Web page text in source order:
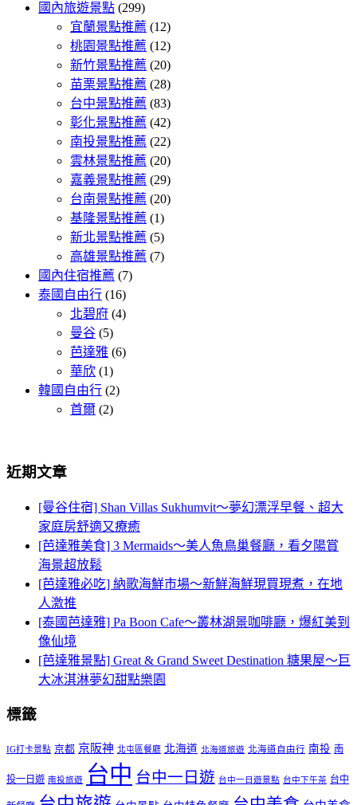
國內旅遊景點 (299)
宜蘭景點推薦 (12)
桃園景點推薦 (12)
新竹景點推薦 (20)
苗栗景點推薦 (28)
台中景點推薦 (83)
彰化景點推薦 (42)
南投景點推薦 (22)
雲林景點推薦 (20)
嘉義景點推薦 (29)
台南景點推薦 (20)
基隆景點推薦 (1)
新北景點推薦 (5)
高雄景點推薦 (7)
國內住宿推薦 (7)
泰國自由行 (16)
北碧府 (4)
曼谷 (5)
芭達雅 (6)
華欣 (1)
韓國自由行 (2)
首爾 (2)
近期文章
[曼谷住宿] Shan Villas Sukhumvit～夢幻漂浮早餐、超大
家庭房舒適又療癒
[芭達雅美食] 3 Mermaids～美人魚鳥巢餐廳，看夕陽賞
海景超放鬆
[芭達雅必吃] 納歌海鮮市場～新鮮海鮮現買現煮，在地
人激推
[泰國芭達雅] Pa Boon Cafe～叢林湖景咖啡廳，爆紅美到
像仙境
[芭達雅景點] Great & Grand Sweet Destination 糖果屋～巨
大冰淇淋夢幻甜點樂園
標籤
IG打卡景點 京都 京阪神 北屯區餐廳 北海道 北海道旅遊 北海道自由行 南投 南
投一日遊 南投旅遊 台中 台中一日遊 台中一日遊景點 台中下午茶 台中